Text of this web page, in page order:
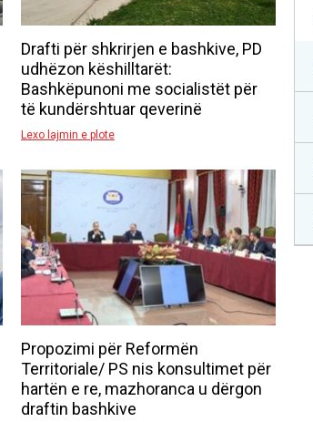
Drafti për shkrirjen e bashkive, PD
udhëzon këshilltarët:
Bashkëpunoni me socialistët për
të kundërshtuar qeverinë
Lexo lajmin e plote
Propozimi për Reformën
Territoriale/ PS nis konsultimet për
hartën e re, mazhoranca u dërgon
draftin bashkive